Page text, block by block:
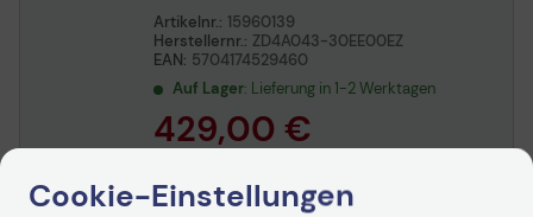
Artikelnr.: 15960139
Herstellernr.: ZD4A043-30EE00EZ
EAN: 5704174529460
Auf Lager: Lieferung in 1-2 Werktagen
429,00 €
In den Warenkorb
Cookie-Einstellungen